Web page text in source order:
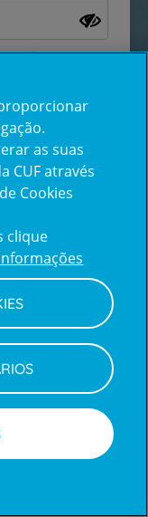
e Cookies
as suas
CUF através
Cookies
clique